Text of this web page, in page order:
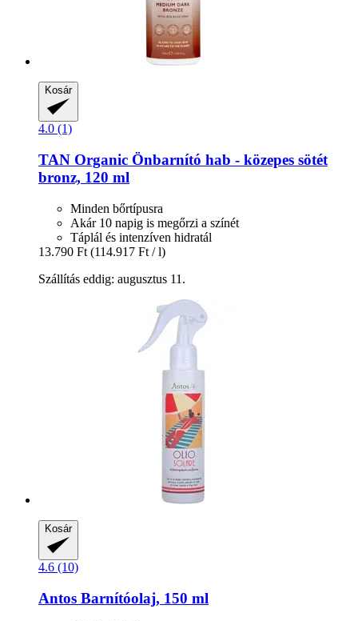
Kosár
4.0 (1)
TAN Organic Önbarnító hab -​ közepes sötét
bronz, 120 ml
Minden bőrtípusra
Akár 10 napig is megőrzi a színét
Táplál és intenzíven hidratál
13.790 Ft (114.917 Ft / l)
Szállítás eddig: augusztus 11.
Kosár
4.6 (10)
Antos Barnítóolaj, 150 ml